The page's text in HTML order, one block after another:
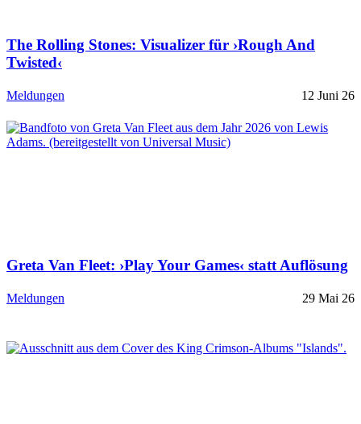
The Rolling Stones: Visualizer für ›Rough And
Twisted‹
Meldungen 12 Juni 26
Greta Van Fleet: ›Play Your Games‹ statt Auflösung
Meldungen 29 Mai 26